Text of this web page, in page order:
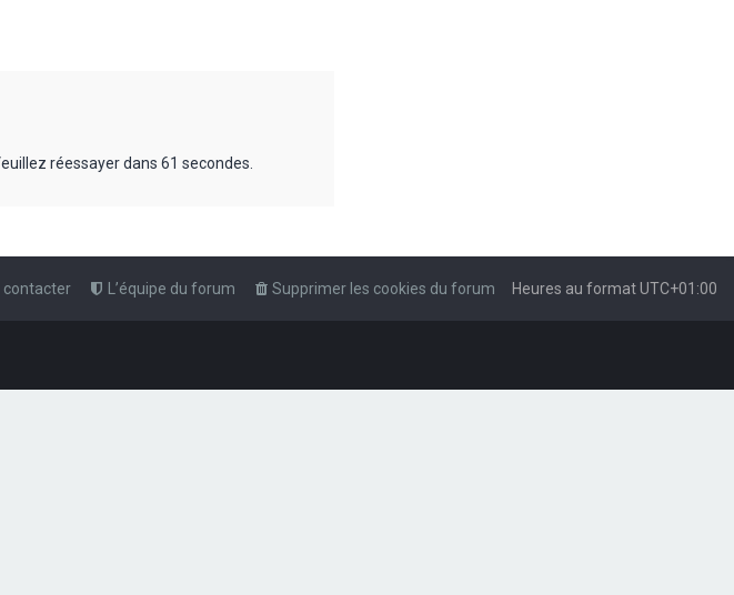
réessayer dans 61 secondes.
Heures au formatUTC+01:00
Supprimer les cookies du forum
L’équipe du forum
contacter